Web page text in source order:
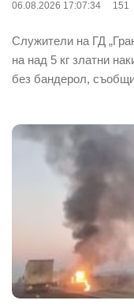
06.08.2026 17:07:34 151
Служители на ГД
на над 5 кг златни
без бандерол,